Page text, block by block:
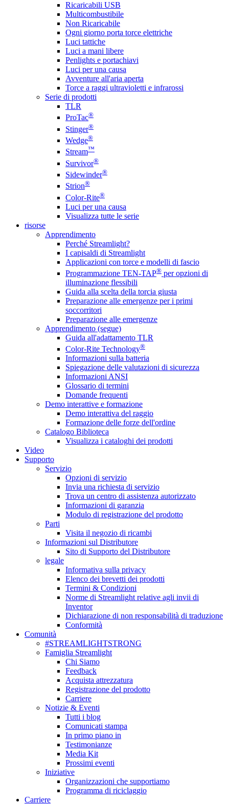
Ricaricabili USB
Multicombustibile
Non Ricaricabile
Ogni giorno porta torce elettriche
Luci tattiche
Luci a mani libere
Penlights e portachiavi
Luci per una causa
Avventure all'aria aperta
Torce a raggi ultravioletti e infrarossi
Serie di prodotti
TLR
ProTac®
Stinger®
Wedge®
Stream™
Survivor®
Sidewinder®
Strion®
Color-Rite®
Luci per una causa
Visualizza tutte le serie
risorse
Apprendimento
Perché Streamlight?
I capisaldi di Streamlight
Applicazioni con torce e modelli di fascio
Programmazione TEN-TAP® per opzioni di
illuminazione flessibili
Guida alla scelta della torcia giusta
Preparazione alle emergenze per i primi
soccorritori
Preparazione alle emergenze
Apprendimento (segue)
Guida all'adattamento TLR
Color-Rite Technology®
Informazioni sulla batteria
Spiegazione delle valutazioni di sicurezza
Informazioni ANSI
Glossario di termini
Domande frequenti
Demo interattive e formazione
Demo interattiva del raggio
Formazione delle forze dell'ordine
Catalogo Biblioteca
Visualizza i cataloghi dei prodotti
Video
Supporto
Servizio
Opzioni di servizio
Invia una richiesta di servizio
Trova un centro di assistenza autorizzato
Informazioni di garanzia
Modulo di registrazione del prodotto
Parti
Visita il negozio di ricambi
Informazioni sul Distributore
Sito di Supporto del Distributore
legale
Informativa sulla privacy
Elenco dei brevetti dei prodotti
Termini & Condizioni
Norme di Streamlight relative agli invii di
Inventor
Dichiarazione di non responsabilità di traduzione
Conformità
Comunità
#STREAMLIGHTSTRONG
Famiglia Streamlight
Chi Siamo
Feedback
Acquista attrezzatura
Registrazione del prodotto
Carriere
Notizie & Eventi
Tutti i blog
Comunicati stampa
In primo piano in
Testimonianze
Media Kit
Prossimi eventi
Iniziative
Organizzazioni che supportiamo
Programma di riciclaggio
Carriere